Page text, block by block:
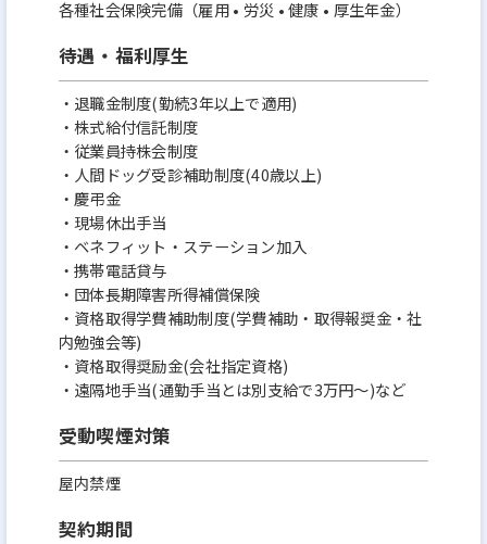
各種社会保険完備（雇用 • 労災 • 健康 • 厚生年金）
待遇・福利厚生
・退職金制度(勤続3年以上で適用)
・株式給付信託制度
・従業員持株会制度
・人間ドッグ受診補助制度(40歳以上)
・慶弔金
・現場休出手当
・ベネフィット・ステーション加入
・携帯電話貸与
・団体長期障害所得補償保険
・資格取得学費補助制度(学費補助・取得報奨金・社
内勉強会等)
・資格取得奨励金(会社指定資格)
・遠隔地手当(通勤手当とは別支給で3万円～)など
受動喫煙対策
屋内禁煙
契約期間